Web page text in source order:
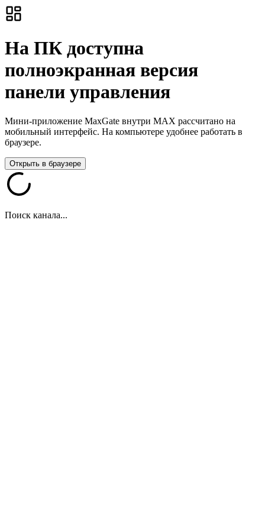
На ПК доступна
полноэкранная версия
панели управления
Мини-приложение MaxGate внутри MAX рассчитано на
мобильный интерфейс. На компьютере удобнее работать в
браузере.
Открыть в браузере
Поиск канала...